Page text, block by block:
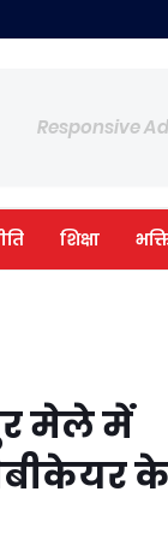
Responsive
शिक्षा
मेले में